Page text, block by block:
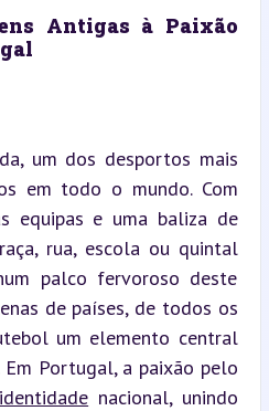
Antigas à Paixão
um dos desportos mais
em todo o mundo. Com
equipas e uma baliza de
rua, escola ou quintal
palco fervoroso deste
de países, de todos os
um elemento central
Portugal, a paixão pelo
nacional, unindo